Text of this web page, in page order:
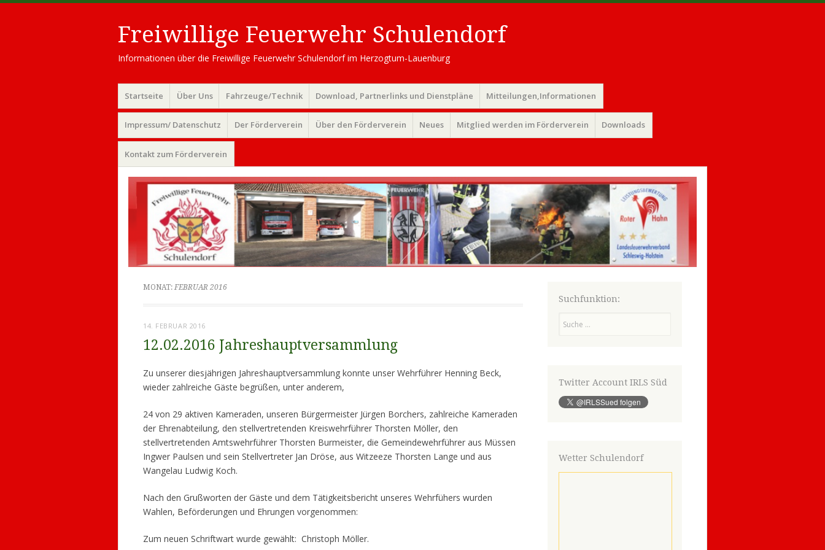
Freiwillige Feuerwehr Schulendorf
Informationen über die Freiwillige Feuerwehr Schulendorf im Herzogtum-Lauenburg
Menü
Zum
Inhalt
springen
Startseite Über Uns Fahrzeuge/Technik Download, Partnerlinks und Dienstpläne Mitteilungen,Informationen
Impressum/ Datenschutz Der Förderverein Über den Förderverein Neues Mitglied werden im Förderverein Downloads
Kontakt zum Förderverein
MONAT: FEBRUAR 2016
14. FEBRUAR 2016
12.02.2016 Jahreshauptversammlung
Zu unserer diesjährigen Jahreshauptversammlung konnte unser Wehrführer Henning Beck,
wieder zahlreiche Gäste begrüßen, unter anderem,
24 von 29 aktiven Kameraden, unseren Bürgermeister Jürgen Borchers, zahlreiche Kameraden
der Ehrenabteilung, den stellvertretenden Kreiswehrführer Thorsten Möller, den
stellvertretenden Amtswehrführer Thorsten Burmeister, die Gemeindewehrführer aus Müssen
Ingwer Paulsen und sein Stellvertreter Jan Dröse, aus Witzeeze Thorsten Lange und aus
Wangelau Ludwig Koch.
Nach den Grußworten der Gäste und dem Tätigkeitsbericht unseres Wehrfühers wurden
Wahlen, Beförderungen und Ehrungen vorgenommen:
Zum neuen Schriftwart wurde gewählt: Christoph Möller.
Suchfunktion:
Twitter Account IRLS Süd
Wetter Schulendorf